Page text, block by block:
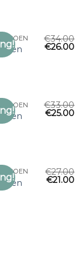
Toevoegen
€34.00
€26.00
Toevoegen
€33.00
€25.00
Toevoegen
€27.00
€21.00